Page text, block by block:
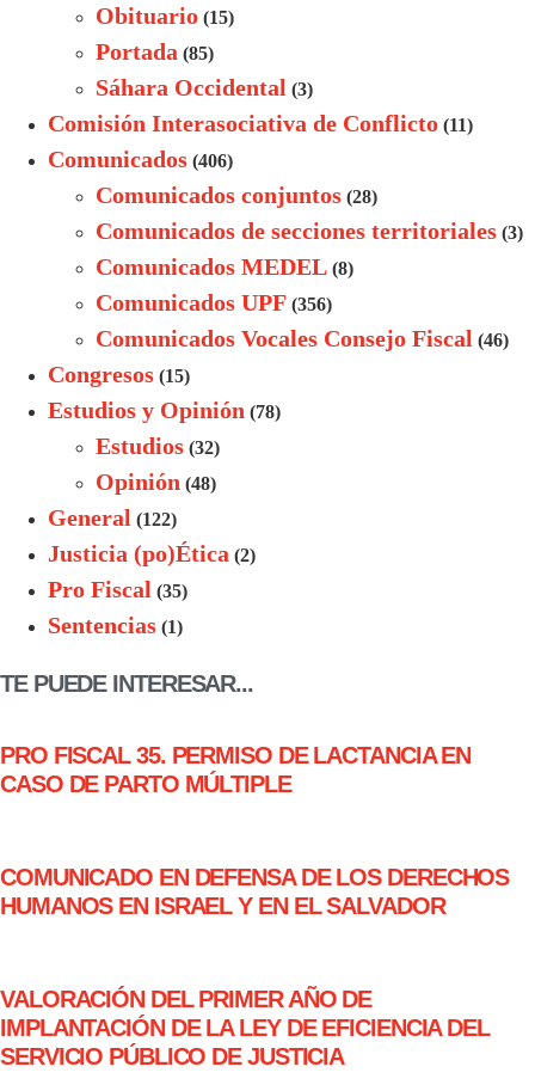
Obituario (15)
Portada (85)
Sáhara Occidental (3)
Comisión Interasociativa de Conflicto (11)
Comunicados (406)
Comunicados conjuntos (28)
Comunicados de secciones territoriales (3)
Comunicados MEDEL (8)
Comunicados UPF (356)
Comunicados Vocales Consejo Fiscal (46)
Congresos (15)
Estudios y Opinión (78)
Estudios (32)
Opinión (48)
General (122)
Justicia (po)Ética (2)
Pro Fiscal (35)
Sentencias (1)
TE PUEDE INTERESAR...
PRO FISCAL 35. PERMISO DE LACTANCIA EN
CASO DE PARTO MÚLTIPLE
COMUNICADO EN DEFENSA DE LOS DERECHOS
HUMANOS EN ISRAEL Y EN EL SALVADOR
VALORACIÓN DEL PRIMER AÑO DE
IMPLANTACIÓN DE LA LEY DE EFICIENCIA DEL
SERVICIO PÚBLICO DE JUSTICIA